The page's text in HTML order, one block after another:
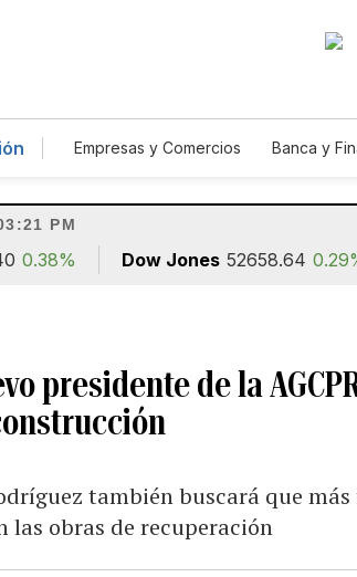
Empresas y Comercios Banca y
PM
0.38% Dow Jones 52658.64
presidente de la
también buscará que
las obras de recuperación